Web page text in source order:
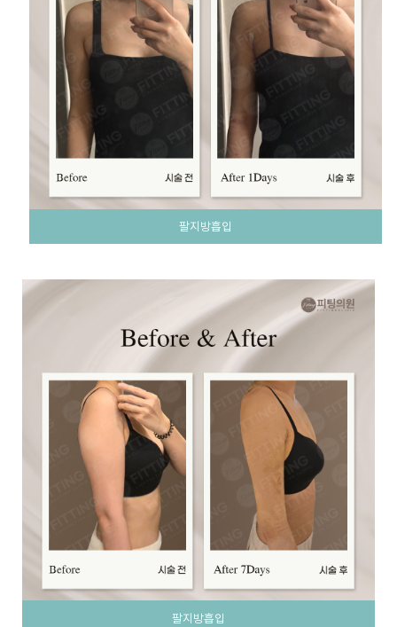
팔지방흡입
팔지방흡입